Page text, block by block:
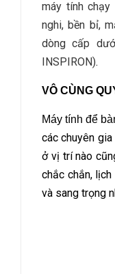
máy tính
nghi, bền bỉ,
dòng cấp
INSPIRON).
VÔ CÙNG
Máy tính để
các chuyên
ở vị trí nào
chắc chắn,
và sang trọng